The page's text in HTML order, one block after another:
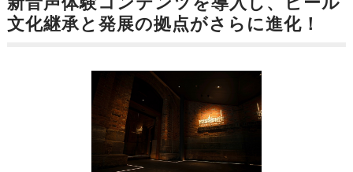
文化継承と発展の拠点がさらに進化！